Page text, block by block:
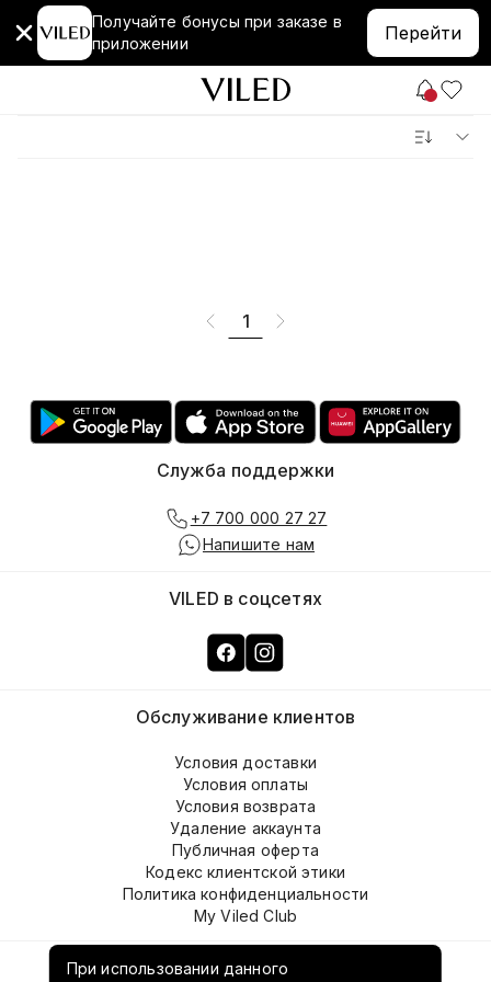
Получайте бонусы при заказе в
приложении
Перейти
1
При использовании данного
О компании
Обслуживание клиентов
Условия доставки
Условия оплаты
Условия возврата
Удаление аккаунта
Публичная оферта
Кодекс клиентской этики
Политика конфиденциальности
My Viled Club
VILED в соцсетях
Служба поддержки
+7 700 000 27 27
Напишите нам